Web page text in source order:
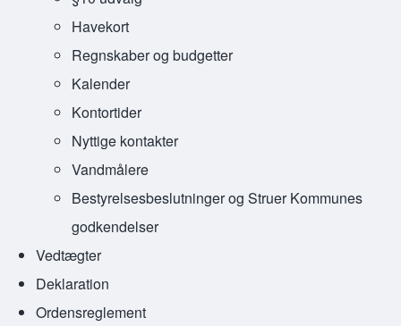
Havekort
Regnskaber og budgetter
Kalender
Kontortider
Nyttige kontakter
Vandmålere
Bestyrelsesbeslutninger og Struer Kommunes
godkendelser
Vedtægter
Deklaration
Ordensreglement